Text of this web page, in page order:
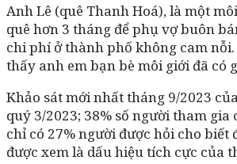
Anh Lê (quê Thanh Hoá), là một
quê hơn 3 tháng để phụ vợ buôn
chi phí ở thành phố không cam nỗi.
thấy anh em bạn bè môi giới đã
Khảo sát mới nhất tháng 9/2023
quý 3/2023; 38% số người tham
chỉ có 27% người được hỏi cho
được xem là dấu hiệu tích cực của